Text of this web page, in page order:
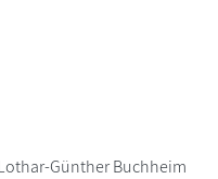
Günther Buchheim